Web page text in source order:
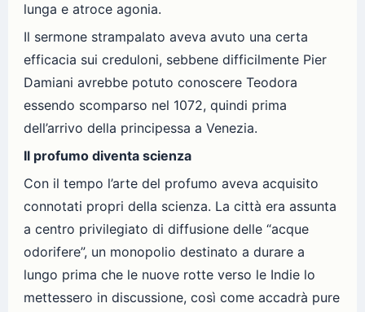
lunga e atroce agonia.
Il sermone strampalato aveva avuto una certa
efficacia sui creduloni, sebbene difficilmente Pier
Damiani avrebbe potuto conoscere Teodora
essendo scomparso nel 1072, quindi prima
dell’arrivo della principessa a Venezia.
Il profumo diventa scienza
Con il tempo l’arte del profumo aveva acquisito
connotati propri della scienza. La città era assunta
a centro privilegiato di diffusione delle “acque
odorifere”, un monopolio destinato a durare a
lungo prima che le nuove rotte verso le Indie lo
mettessero in discussione, così come accadrà pure